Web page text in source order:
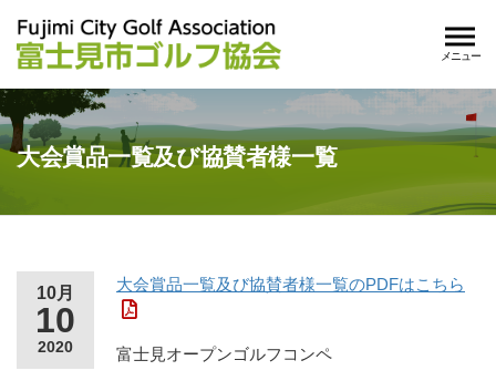
メニュー
大会賞品一覧及び協賛者様一覧
10月
10
2020
大会賞品一覧及び協賛者様一覧のPDFはこちら
富士見オープンゴルフコンペ